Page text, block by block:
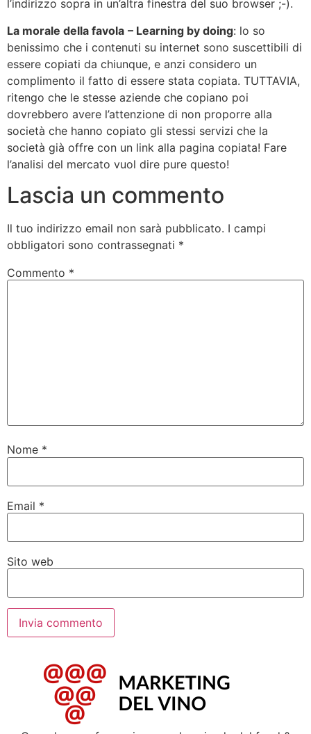
l’indirizzo sopra in un’altra finestra del suo browser ;-).
La morale della favola – Learning by doing: lo so
benissimo che i contenuti su internet sono suscettibili di
essere copiati da chiunque, e anzi considero un
complimento il fatto di essere stata copiata. TUTTAVIA,
ritengo che le stesse aziende che copiano poi
dovrebbero avere l’attenzione di non proporre alla
società che hanno copiato gli stessi servizi che la
società già offre con un link alla pagina copiata! Fare
l’analisi del mercato vuol dire pure questo!
Lascia un commento
Il tuo indirizzo email non sarà pubblicato. I campi
obbligatori sono contrassegnati *
Commento *
Nome *
Email *
Sito web